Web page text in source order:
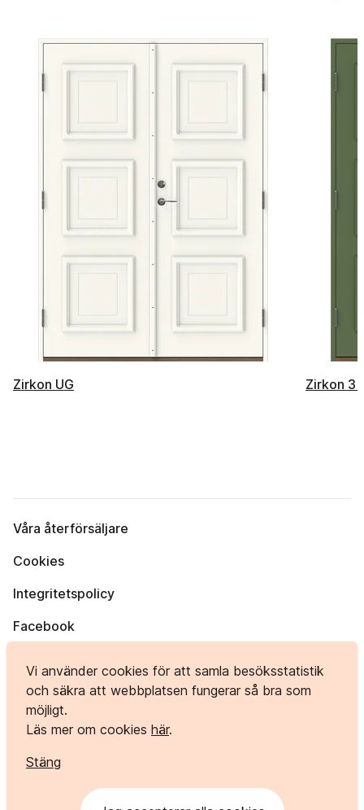
Vi använder cookies för att samla besöksstatistik
och säkra att webbplatsen fungerar så bra som
möjligt.
Läs mer om cookies här.
Stäng
Zirkon UG Zirkon 3
Våra återförsäljare
Cookies
Integritetspolicy
Facebook
Bergvägen 1, 984 33 KORPILOMBOLO